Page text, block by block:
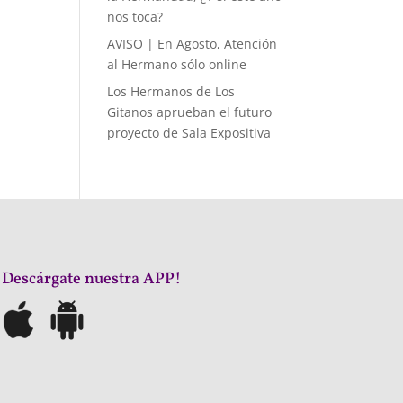
nos toca?
AVISO | En Agosto, Atención
al Hermano sólo online
Los Hermanos de Los
Gitanos aprueban el futuro
proyecto de Sala Expositiva
nuestra APP!